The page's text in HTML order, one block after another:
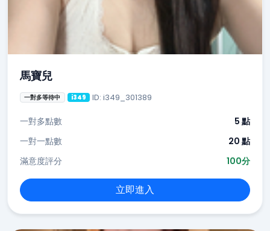
馬寶兒
一對多等待中 i349 ID: i349_301389
一對多點數
5 點
一對一點數
20 點
滿意度評分
100分
立即進入